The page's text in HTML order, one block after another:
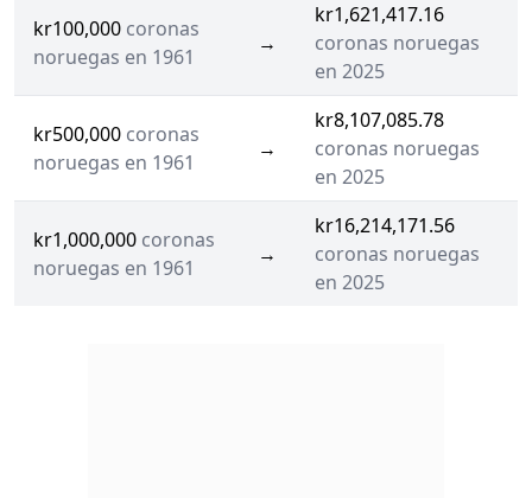
kr100,000 coronas
noruegas en 1961
→
kr1,621,417.16
coronas noruegas
en 2025
kr500,000 coronas
noruegas en 1961
→
kr8,107,085.78
coronas noruegas
en 2025
kr1,000,000 coronas
noruegas en 1961
→
kr16,214,171.56
coronas noruegas
en 2025